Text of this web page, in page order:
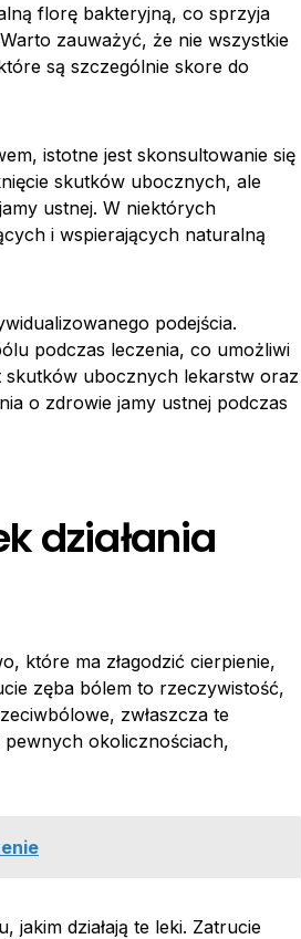
florę bakteryjną, co sprzyja
zauważyć, że nie wszystkie
są szczególnie skore do
istotne jest skonsultowanie się
skutków ubocznych, ale
ustnej. W niektórych
i wspierających naturalną
podejścia.
podczas leczenia, co umożliwi
skutków ubocznych lekarstw oraz
o zdrowie jamy ustnej podczas
działania
które ma złagodzić cierpienie,
zęba bólem to rzeczywistość,
zwłaszcza te
okolicznościach,
jakim działają te leki. Zatrucie